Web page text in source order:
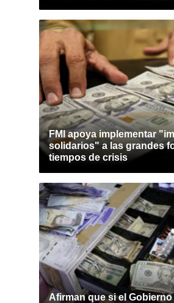
FMI apoya implementar
solidarios" a las grandes
tiempos de crisis
Afirman que si el Gobierno